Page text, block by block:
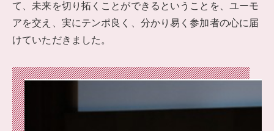
て、未来を切り拓くことができるということを、ユーモ
アを交え、実にテンポ良く、分かり易く参加者の心に届
けていただきました。